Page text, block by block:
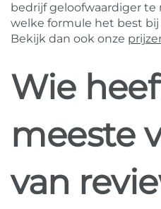
bedrijf geloofwaardiger
welke formule het best
Bekijk dan ook onze
Wie
meeste
van